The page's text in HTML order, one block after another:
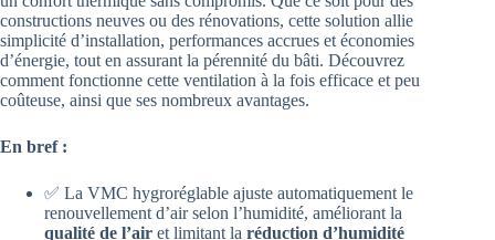
constructions neuves ou des rénovations, cette solution allie
simplicité d’installation, performances accrues et économies
d’énergie, tout en assurant la pérennité du bâti. Découvrez
comment fonctionne cette ventilation à la fois efficace et peu
coûteuse, ainsi que ses nombreux avantages.
En bref :
✅ La VMC hygroréglable ajuste automatiquement le
renouvellement d’air selon l’humidité, améliorant la
qualité de l’air et limitant la réduction d’humidité